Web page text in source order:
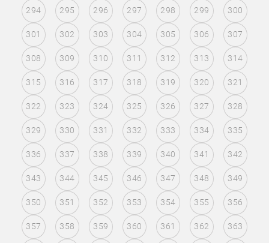
294 295 296 297 298 299 300
301 302 303 304 305 306 307
308 309 310 311 312 313 314
315 316 317 318 319 320 321
322 323 324 325 326 327 328
329 330 331 332 333 334 335
336 337 338 339 340 341 342
343 344 345 346 347 348 349
350 351 352 353 354 355 356
357 358 359 360 361 362 363